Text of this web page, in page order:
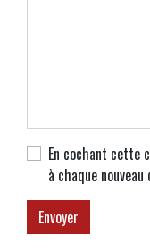
En cochant cette
à chaque